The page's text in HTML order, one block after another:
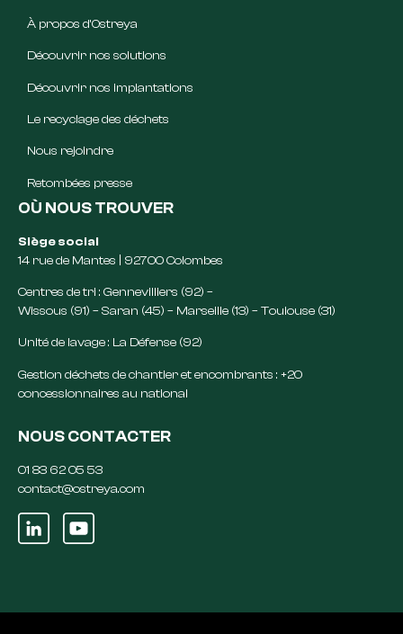
À propos d’Ostreya
Découvrir nos solutions
Découvrir nos implantations
Le recyclage des déchets
Nous rejoindre
Retombées presse
OÙ NOUS TROUVER
Siège social
14 rue de Mantes | 92700 Colombes
Centres de tri : Gennevilliers (92) –
Wissous (91) – Saran (45) – Marseille (13) – Toulouse (31)
Unité de lavage : La Défense (92)
Gestion déchets de chantier et encombrants : +20
concessionnaires au national
NOUS CONTACTER
01 83 62 05 53
contact@ostreya.com